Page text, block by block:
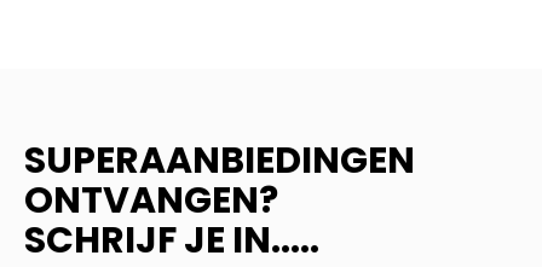
SUPERAANBIEDINGEN
ONTVANGEN?
SCHRIJF JE IN.....